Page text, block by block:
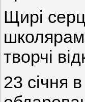
Щирі
школярам
творчі
23 січня